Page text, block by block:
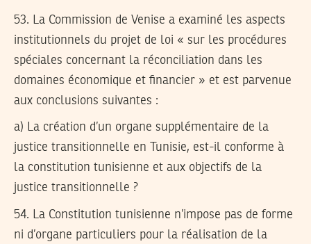
53. La Commission de Venise a examiné les aspects
institutionnels du projet de loi « sur les procédures
spéciales concernant la réconciliation dans les
domaines économique et financier » et est parvenue
aux conclusions suivantes :
a) La création d’un organe supplémentaire de la
justice transitionnelle en Tunisie, est-il conforme à
la constitution tunisienne et aux objectifs de la
justice transitionnelle ?
54. La Constitution tunisienne n’impose pas de forme
ni d’organe particuliers pour la réalisation de la